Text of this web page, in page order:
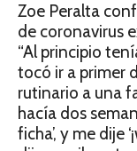
Zoe Peralta
de coronavirus
“Al principio
tocó ir a primer
rutinario a una
hacía dos
ficha’, y me dije